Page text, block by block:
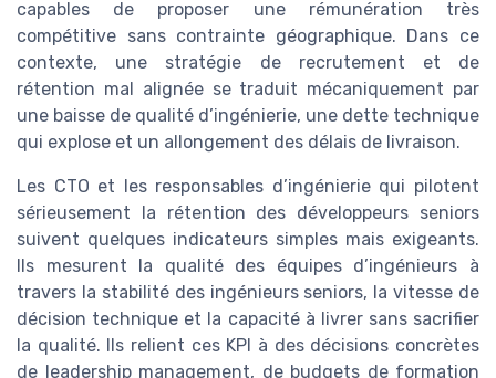
capables de proposer une rémunération très
compétitive sans contrainte géographique. Dans ce
contexte, une stratégie de recrutement et de
rétention mal alignée se traduit mécaniquement par
une baisse de qualité d’ingénierie, une dette technique
qui explose et un allongement des délais de livraison.
Les CTO et les responsables d’ingénierie qui pilotent
sérieusement la rétention des développeurs seniors
suivent quelques indicateurs simples mais exigeants.
Ils mesurent la qualité des équipes d’ingénieurs à
travers la stabilité des ingénieurs seniors, la vitesse de
décision technique et la capacité à livrer sans sacrifier
la qualité. Ils relient ces KPI à des décisions concrètes
de leadership management, de budgets de formation